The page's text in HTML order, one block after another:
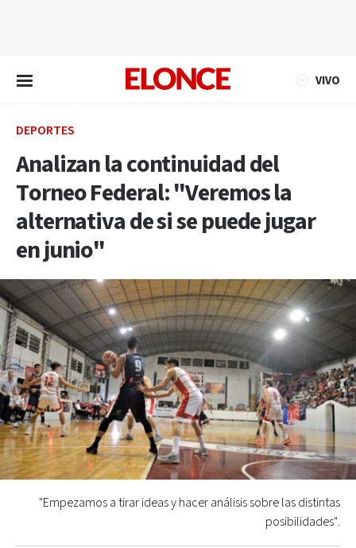
VIVO
DEPORTES
Analizan la continuidad del
Torneo Federal: "Veremos la
alternativa de si se puede jugar
en junio"
"Empezamos a tirar ideas y hacer análisis sobre las distintas
posibilidades".